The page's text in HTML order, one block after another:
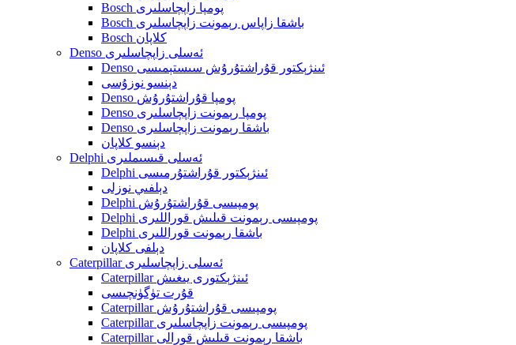
Bosch پومپا زاپچاسلىرى
Bosch باشقا زاپاس رېمونت زاپچاسلىرى
Bosch كلاپان
Denso ئەسلى زاپچاسلىرى
Denso ئىنژېكتور قۇراشتۇرۇش سىستېمىسى
دېنسو نوزۇسى
Denso پومپا قۇراشتۇرۇش
Denso پومپا رېمونت زاپچاسلىرى
Denso باشقا رېمونت زاپچاسلىرى
دېنسو كلاپان
Delphi ئەسلى قىسىملىرى
Delphi ئىنژېكتور قۇراشتۇرمىسى
دېلفىي نوزلى
Delphi پومپىسى قۇراشتۇرۇش
Delphi پومپىسى رېمونت قىلىش قوراللىرى
Delphi باشقا رېمونت قوراللىرى
دېلفى كلاپان
Caterpillar ئەسلى زاپچاسلىرى
Caterpillar ئىنژېكتورى يىغىش
قۇرت تۈگۈنچىسى
Caterpillar پومپىسى قۇراشتۇرۇش
Caterpillar پومپىسى رېمونت زاپچاسلىرى
Caterpillar باشقا رېمونت قىلىش قورالى